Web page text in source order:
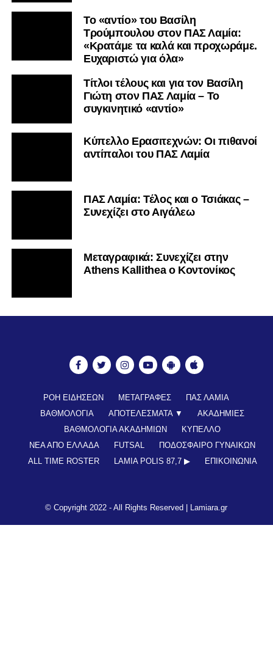
Το «αντίο» του Βασίλη
Τρούμπουλου στον ΠΑΣ Λαμία:
«Κρατάμε τα καλά και προχωράμε.
Ευχαριστώ για όλα»
Τίτλοι τέλους και για τον Βασίλη
Γιώτη στον ΠΑΣ Λαμία – Το
συγκινητικό «αντίο»
Κύπελλο Ερασιτεχνών: Οι πιθανοί
αντίπαλοι του ΠΑΣ Λαμία
ΠΑΣ Λαμία: Τέλος και ο Τσιάκας –
Συνεχίζει στο Αιγάλεω
Mεταγραφικά: Συνεχίζει στην
Athens Kallithea ο Κοντονίκος
ΡΟΗ ΕΙΔΗΣΕΩΝ ΜΕΤΑΓΡΑΦΕΣ
ΠΑΣ ΛΑΜΙΑ
ΒΑΘΜΟΛΟΓΙΑ
ΑΠΟΤΕΛΕΣΜΑΤΑ ▼
ΑΚΑΔΗΜΙΕΣ
ΒΑΘΜΟΛΟΓΙΑ ΑΚΑΔΗΜΙΩΝ
ΚΥΠΕΛΛΟ
ΝΕΑ ΑΠΟ ΕΛΛΑΔΑ
FUTSAL
ΠΟΔΟΣΦΑΙΡΟ ΓΥΝΑΙΚΩΝ
ALL TIME ROSTER
LAMIA POLIS 87,7 ▶︎ ΕΠΙΚΟΙΝΩΝΊΑ
© Copyright 2022 - All Rights Reserved | Lamiara.gr